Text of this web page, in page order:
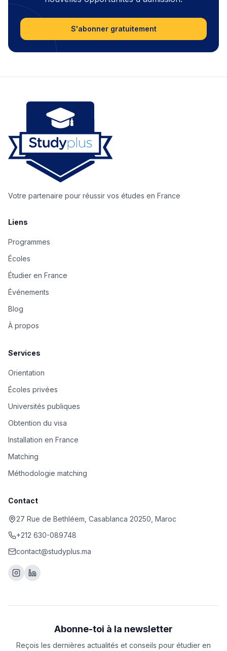
S'abonner gratuitement
Votre partenaire pour réussir vos études en France
Liens
Programmes
Écoles
Étudier en France
Événements
Blog
À propos
Services
Orientation
Écoles privées
Universités publiques
Obtention du visa
Installation en France
Matching
Méthodologie matching
Contact
27 Rue de Bethléem, Casablanca 20250, Maroc
+212 630-089748
contact@studyplus.ma
Abonne-toi à la newsletter
Reçois les dernières actualités et conseils pour étudier en